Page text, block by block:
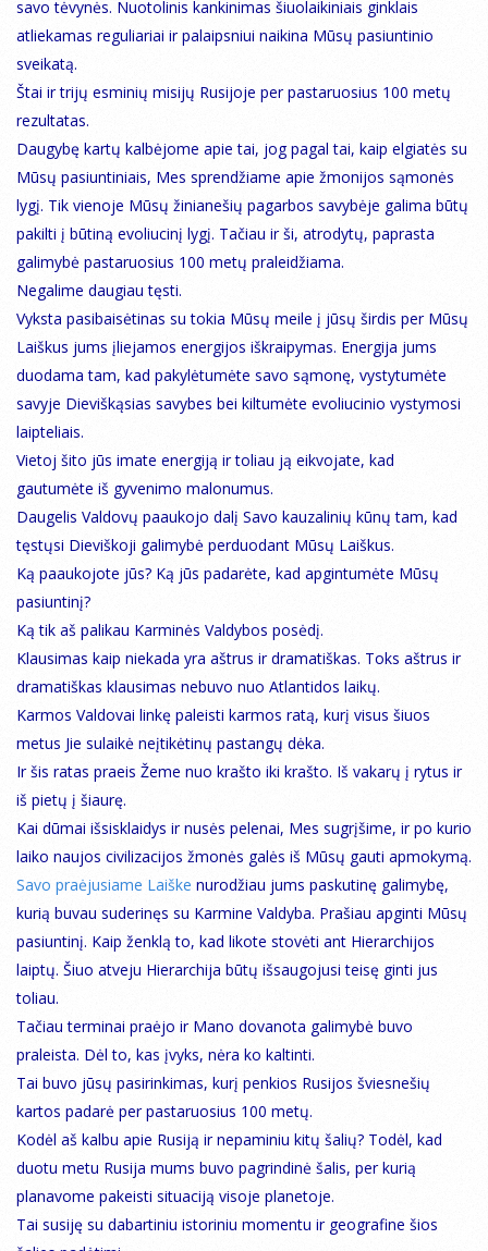
savo tėvynės. Nuotolinis kankinimas šiuolaikiniais ginklais
atliekamas reguliariai ir palaipsniui naikina Mūsų pasiuntinio
sveikatą.
Štai ir trijų esminių misijų Rusijoje per pastaruosius 100 metų
rezultatas.
Daugybę kartų kalbėjome apie tai, jog pagal tai, kaip elgiatės su
Mūsų pasiuntiniais, Mes sprendžiame apie žmonijos sąmonės
lygį. Tik vienoje Mūsų žinianešių pagarbos savybėje galima būtų
pakilti į būtiną evoliucinį lygį. Tačiau ir ši, atrodytų, paprasta
galimybė pastaruosius 100 metų praleidžiama.
Negalime daugiau tęsti.
Vyksta pasibaisėtinas su tokia Mūsų meile į jūsų širdis per Mūsų
Laiškus jums įliejamos energijos iškraipymas. Energija jums
duodama tam, kad pakylėtumėte savo sąmonę, vystytumėte
savyje Dieviškąsias savybes bei kiltumėte evoliucinio vystymosi
laipteliais.
Vietoj šito jūs imate energiją ir toliau ją eikvojate, kad
gautumėte iš gyvenimo malonumus.
Daugelis Valdovų paaukojo dalį Savo kauzalinių kūnų tam, kad
tęstųsi Dieviškoji galimybė perduodant Mūsų Laiškus.
Ką paaukojote jūs? Ką jūs padarėte, kad apgintumėte Mūsų
pasiuntinį?
Ką tik aš palikau Karminės Valdybos posėdį.
Klausimas kaip niekada yra aštrus ir dramatiškas. Toks aštrus ir
dramatiškas klausimas nebuvo nuo Atlantidos laikų.
Karmos Valdovai linkę paleisti karmos ratą, kurį visus šiuos
metus Jie sulaikė neįtikėtinų pastangų dėka.
Ir šis ratas praeis Žeme nuo krašto iki krašto. Iš vakarų į rytus ir
iš pietų į šiaurę.
Kai dūmai išsisklaidys ir nusės pelenai, Mes sugrįšime, ir po kurio
laiko naujos civilizacijos žmonės galės iš Mūsų gauti apmokymą.
Savo praėjusiame Laiške nurodžiau jums paskutinę galimybę,
kurią buvau suderinęs su Karmine Valdyba. Prašiau apginti Mūsų
pasiuntinį. Kaip ženklą to, kad likote stovėti ant Hierarchijos
laiptų. Šiuo atveju Hierarchija būtų išsaugojusi teisę ginti jus
toliau.
Tačiau terminai praėjo ir Mano dovanota galimybė buvo
praleista. Dėl to, kas įvyks, nėra ko kaltinti.
Tai buvo jūsų pasirinkimas, kurį penkios Rusijos šviesnešių
kartos padarė per pastaruosius 100 metų.
Kodėl aš kalbu apie Rusiją ir nepaminiu kitų šalių? Todėl, kad
duotu metu Rusija mums buvo pagrindinė šalis, per kurią
planavome pakeisti situaciją visoje planetoje.
Tai susiję su dabartiniu istoriniu momentu ir geografine šios